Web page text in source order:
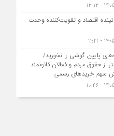
اقتصاد و تقویت‌کننده وحدت
پایین گوشی را نخورید/
از حقوق مردم و فعالان قانونمند
سهم خریدهای رسمی